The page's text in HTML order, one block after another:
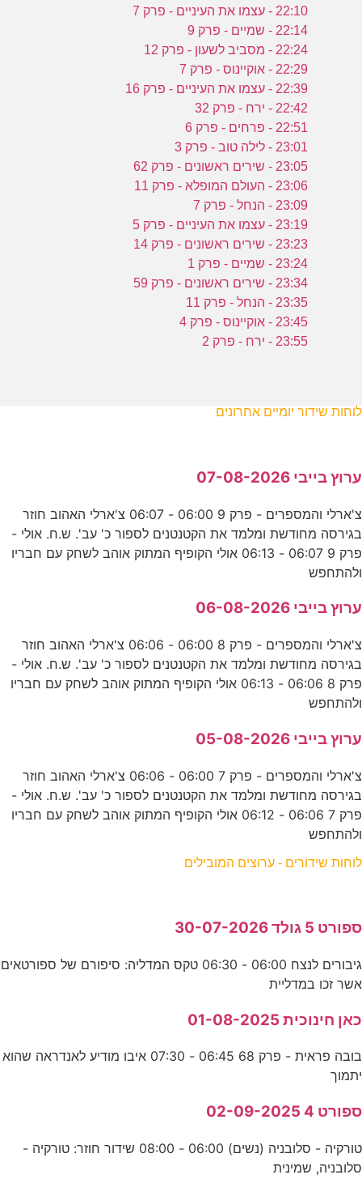
22:10 - עצמו את העיניים - פרק 7
22:14 - שמיים - פרק 9
22:24 - מסביב לשעון - פרק 12
22:29 - אוקיינוס - פרק 7
22:39 - עצמו את העיניים - פרק 16
22:42 - ירח - פרק 32
22:51 - פרחים - פרק 6
23:01 - לילה טוב - פרק 3
23:05 - שירים ראשונים - פרק 62
23:06 - העולם המופלא - פרק 11
23:09 - הנחל - פרק 7
23:19 - עצמו את העיניים - פרק 5
23:23 - שירים ראשונים - פרק 14
23:24 - שמיים - פרק 1
23:34 - שירים ראשונים - פרק 59
23:35 - הנחל - פרק 11
23:45 - אוקיינוס - פרק 4
23:55 - ירח - פרק 2
לוחות שידור יומיים אחרונים
ערוץ בייבי 07-08-2026
צ'ארלי והמספרים - פרק 9 06:00 - 06:07 צ'ארלי האהוב חוזר
בגירסה מחודשת ומלמד את הקטנטנים לספור כ' עב'. ש.ח. אולי -
פרק 9 06:07 - 06:13 אולי הקופיף המתוק אוהב לשחק עם חבריו
ולהתחפש
ערוץ בייבי 06-08-2026
צ'ארלי והמספרים - פרק 8 06:00 - 06:06 צ'ארלי האהוב חוזר
בגירסה מחודשת ומלמד את הקטנטנים לספור כ' עב'. ש.ח. אולי -
פרק 8 06:06 - 06:13 אולי הקופיף המתוק אוהב לשחק עם חבריו
ולהתחפש
ערוץ בייבי 05-08-2026
צ'ארלי והמספרים - פרק 7 06:00 - 06:06 צ'ארלי האהוב חוזר
בגירסה מחודשת ומלמד את הקטנטנים לספור כ' עב'. ש.ח. אולי -
פרק 7 06:06 - 06:12 אולי הקופיף המתוק אוהב לשחק עם חבריו
ולהתחפש
לוחות שידורים - ערוצים המובילים
ספורט 5 גולד 30-07-2026
גיבורים לנצח 06:00 - 06:30 טקס המדליה: סיפורם של ספורטאים
אשר זכו במדליית
כאן חינוכית 01-08-2025
בובה פראית - פרק 68 06:45 - 07:30 איבו מודיע לאנדראה שהוא
יתמוך
ספורט 4 02-09-2025
טורקיה - סלובניה (נשים) 06:00 - 08:00 שידור חוזר: טורקיה -
סלובניה, שמינית